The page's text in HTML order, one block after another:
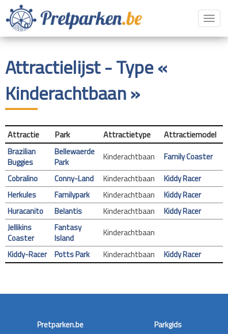
Attractielijst - Type «
Kinderachtbaan »
Attractie Park Attractietype Attractiemodel
Brazilian
Buggies
Bellewaerde
Park
Kinderachtbaan
Family Coaster
Cobralino
Conny-Land Kinderachtbaan
Kiddy Racer
Herkules
Familypark Kinderachtbaan
Kiddy Racer
Huracanito
Belantis Kinderachtbaan
Kiddy Racer
Jellikins
Coaster
Fantasy
Island
Kinderachtbaan
Kiddy-Racer
Potts Park Kinderachtbaan Kiddy Racer
Pretparken.be
Parkgids